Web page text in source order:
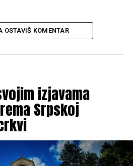
OSTAVIŠ KOMENTAR
izjavama
Srpskoj